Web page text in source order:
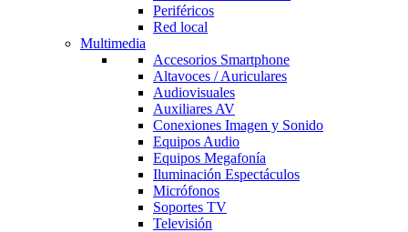
Periféricos
Red local
Multimedia
Accesorios Smartphone
Altavoces / Auriculares
Audiovisuales
Auxiliares AV
Conexiones Imagen y Sonido
Equipos Audio
Equipos Megafonía
Iluminación Espectáculos
Micrófonos
Soportes TV
Televisión